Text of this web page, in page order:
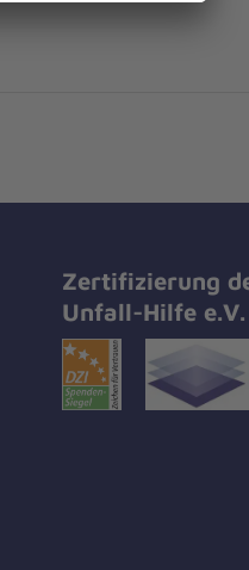
Zertifizierung
Unfall-Hilfe e.V.